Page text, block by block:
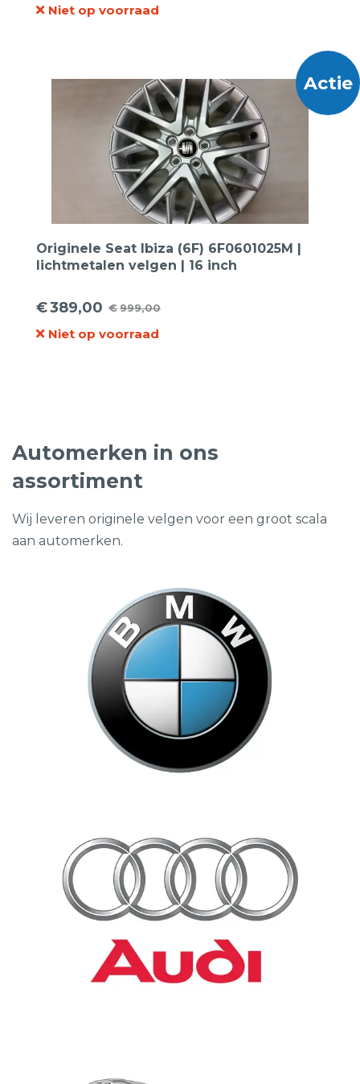
prijs
prijs
Niet op voorraad
Actie
Originele Seat Ibiza (6F) 6F0601025M |
lichtmetalen velgen | 16 inch
€999,00
Oorspronkelijke
prijs
€389,00
Huidige
prijs
Niet op voorraad
Automerken in ons
assortiment
Wij leveren originele velgen voor een groot scala
aan automerken.